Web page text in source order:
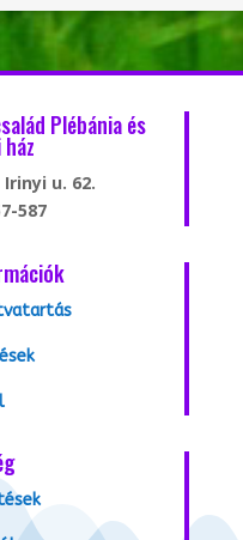
Plébánia és
u. 62.
587